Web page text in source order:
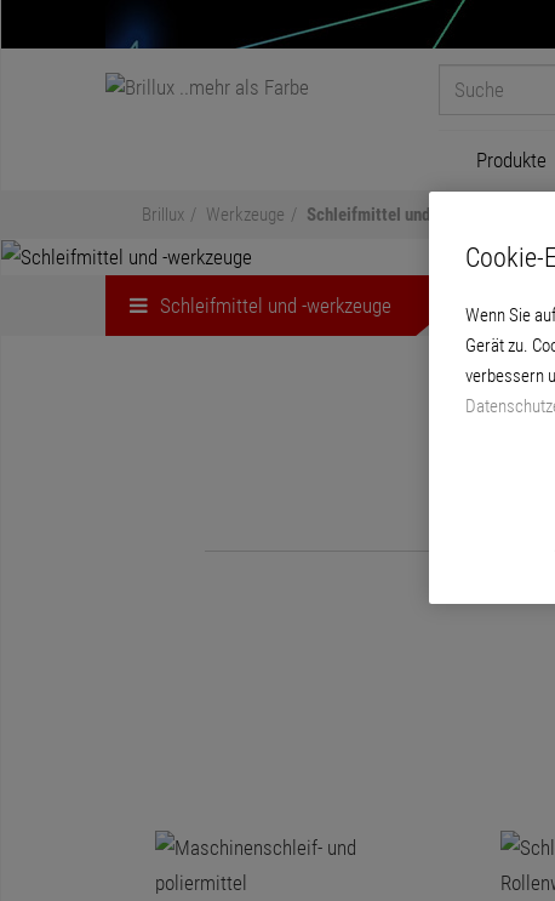
Produkte
Brillux Werkzeuge Schleifmittel und -werkzeuge
Schleifmittel und -werkzeuge
Cookie-
Wenn Sie
Gerät zu.
verbessern